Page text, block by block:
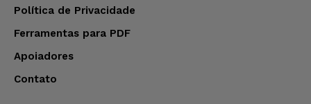
Política de Privacidade
Ferramentas para PDF
Apoiadores
Contato